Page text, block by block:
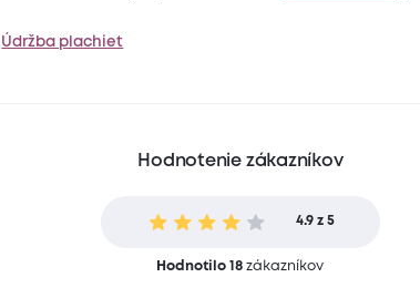
Údržba plachiet
Hodnotenie zákazníkov
4.9 z 5
Hodnotilo 18 zákazníkov